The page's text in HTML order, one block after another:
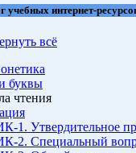
учебных интернет-
всё
буквы
чтения
1. Утвердительное
2. Специальный